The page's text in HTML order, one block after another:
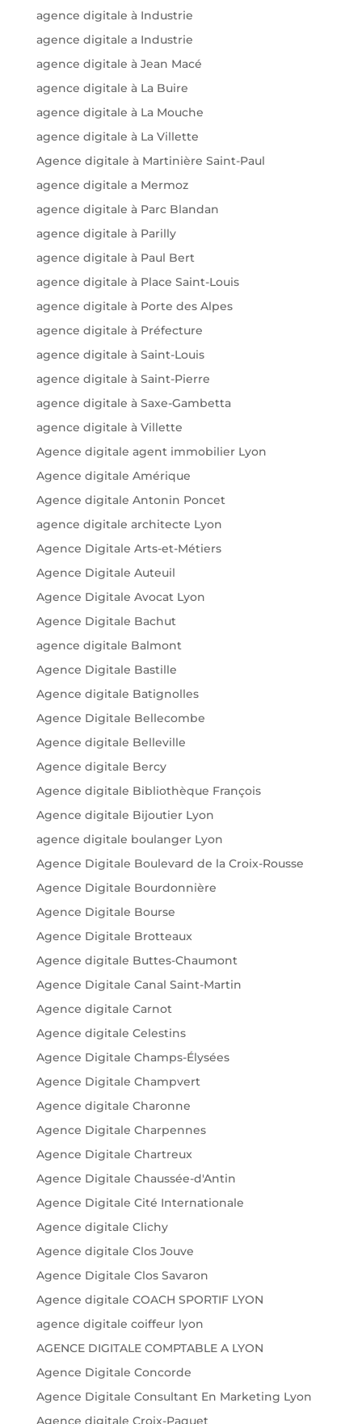
agence digitale à Industrie
agence digitale a Industrie
agence digitale à Jean Macé
agence digitale à La Buire
agence digitale à La Mouche
agence digitale à La Villette
Agence digitale à Martinière Saint-Paul
agence digitale a Mermoz
agence digitale à Parc Blandan
agence digitale à Parilly
agence digitale à Paul Bert
agence digitale à Place Saint-Louis
agence digitale à Porte des Alpes
agence digitale à Préfecture
agence digitale à Saint-Louis
agence digitale à Saint-Pierre
agence digitale à Saxe-Gambetta
agence digitale à Villette
Agence digitale agent immobilier Lyon
Agence digitale Amérique
Agence digitale Antonin Poncet
agence digitale architecte Lyon
Agence Digitale Arts-et-Métiers
Agence Digitale Auteuil
Agence Digitale Avocat Lyon
Agence Digitale Bachut
agence digitale Balmont
Agence Digitale Bastille
Agence digitale Batignolles
Agence Digitale Bellecombe
Agence digitale Belleville
Agence digitale Bercy
Agence digitale Bibliothèque François
Agence digitale Bijoutier Lyon
agence digitale boulanger Lyon
Agence Digitale Boulevard de la Croix-Rousse
Agence Digitale Bourdonnière
Agence Digitale Bourse
Agence Digitale Brotteaux
Agence digitale Buttes-Chaumont
Agence Digitale Canal Saint-Martin
Agence digitale Carnot
Agence digitale Celestins
Agence Digitale Champs-Élysées
Agence Digitale Champvert
Agence digitale Charonne
Agence Digitale Charpennes
Agence Digitale Chartreux
Agence Digitale Chaussée-d'Antin
Agence Digitale Cité Internationale
Agence digitale Clichy
Agence digitale Clos Jouve
Agence Digitale Clos Savaron
Agence digitale COACH SPORTIF LYON
agence digitale coiffeur lyon
AGENCE DIGITALE COMPTABLE A LYON
Agence Digitale Concorde
Agence Digitale Consultant En Marketing Lyon
Agence digitale Croix-Paquet